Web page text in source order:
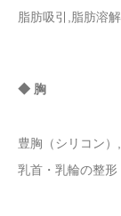
脂肪吸引,脂肪溶
◆ 胸
豊胸（シリコン）
乳首・乳輪の整形